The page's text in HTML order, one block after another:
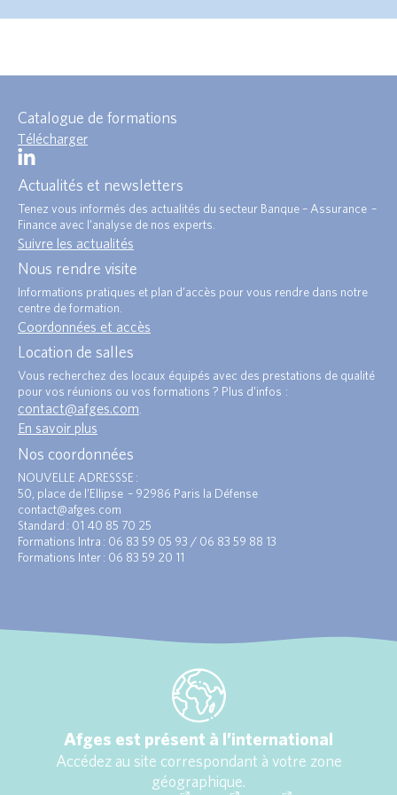
Catalogue de formations
Télécharger
Actualités et newsletters
Tenez vous informés des actualités du secteur Banque – Assurance –
Finance avec l’analyse de nos experts.
Suivre les actualités
Nous rendre visite
Informations pratiques et plan d’accès pour vous rendre dans notre
centre de formation.
Coordonnées et accès
Location de salles
Vous recherchez des locaux équipés avec des prestations de qualité
pour vos réunions ou vos formations ? Plus d’infos :
contact@afges.com.
En savoir plus
Nos coordonnées
NOUVELLE ADRESSSE :
50, place de l’Ellipse – 92986 Paris la Défense
contact@afges.com
Standard : 01 40 85 70 25
Formations Intra : 06 83 59 05 93 / 06 83 59 88 13
Formations Inter : 06 83 59 20 11
Afges est présent à l’international
Accédez au site correspondant à votre zone
géographique.